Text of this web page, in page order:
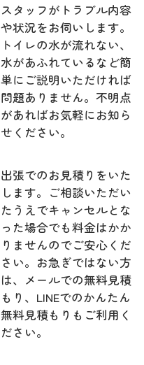
スタッフがトラブル内容
や状況をお伺いします。
トイレの水が流れない、
水があふれているなど簡
単にご説明いただければ
問題ありません。不明点
があればお気軽にお知ら
せください。
出張でのお見積りをいた
します。ご相談いただい
たうえでキャンセルとな
った場合でも料金はかか
りませんのでご安心くだ
さい。お急ぎではない方
は、メールでの無料見積
もり、LINEでのかんたん
無料見積もりもご利用く
ださい。